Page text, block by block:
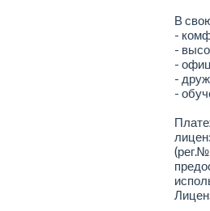
В
-
-
-
-
-